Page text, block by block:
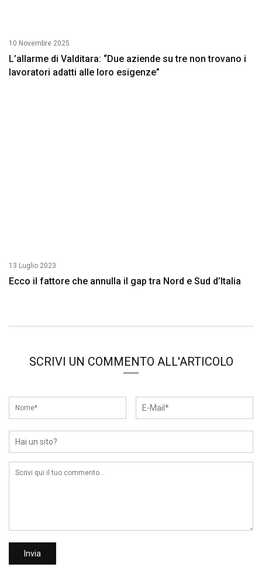
10 Novembre 2025
L’allarme di Valditara: “Due aziende su tre non trovano i
lavoratori adatti alle loro esigenze”
13 Luglio 2023
Ecco il fattore che annulla il gap tra Nord e Sud d’Italia
SCRIVI UN COMMENTO ALL'ARTICOLO